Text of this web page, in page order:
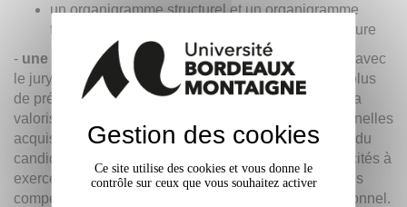
un organigramme structurel et un organigramme
fonctionnel visés par le responsable de la structure
- une phase d'admission
consistant en un entretien avec
le jury d'une durée de 30 minutes dont 5 minutes au plus
de présentation et 25 minutes d'échange portant sur la
valorisation des compétences et aptitudes professionnelles
acquises. L'entretien vise à apprécier la personnalité du
candidat ou de la candidate, sa motivation, ses capacités à
exercer les fonctions de niveau supérieur ainsi que les
compétences acquises lors de son parcours professionnel.
Gestion des cookies
Ce site utilise des cookies et vous donne le
contrôle sur ceux que vous souhaitez activer